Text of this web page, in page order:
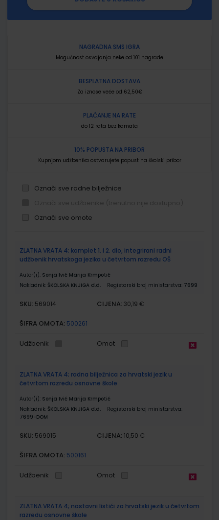
NAGRADNA SMS IGRA
Mogućnost osvajanja neke od 101 nagrade
BESPLATNA DOSTAVA
Za iznose veće od 62,50€
PLAĆANJE NA RATE
do 12 rata bez kamata
10% POPUSTA NA PRIBOR
Kupnjom udžbenika ostvarujete popust na školski pribor
Označi sve radne bilježnice
Označi sve omote
proizvodi
ZLATNA VRATA 4; komplet 1. i 2. dio, integrirani radni
udžbenik hrvatskoga jezika u četvrtom razredu OŠ
Autor(i): Sonja Ivić Marija Krmpotić
Nakladnik: ŠKOLSKA KNJIGA d.d. Registarski broj ministarstva: 7699
SKU: 569014 CIJENA: 30,19 €
ŠIFRA OMOTA: 500261
Udžbenik Omot
ZLATNA VRATA 4; radna bilježnica za hrvatski jezik u
četvrtom razredu osnovne škole
Autor(i): Sonja Ivić Marija Krmpotić
Nakladnik: ŠKOLSKA KNJIGA d.d.
Registarski broj ministarstva:
7699-DOM
SKU: 569015 CIJENA: 10,50 €
ŠIFRA OMOTA: 500161
Udžbenik Omot
ZLATNA VRATA 4; nastavni listići za hrvatski jezik u četvrtom
razredu osnovne škole